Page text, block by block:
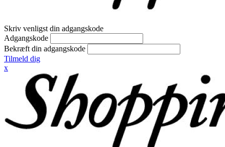
Skriv venligst din adgangskode
Adgangskode
Bekræft din adgangskode
Tilmeld dig
x